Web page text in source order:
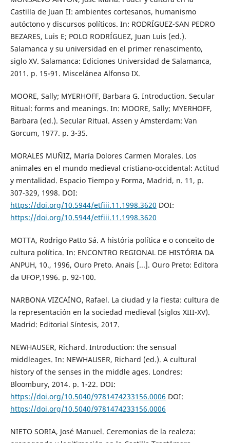
Castilla de Juan II: ambientes cortesanos, humanismo
autóctono y discursos políticos. In: RODRÍGUEZ-SAN PEDRO
BEZARES, Luis E; POLO RODRÍGUEZ, Juan Luis (ed.).
Salamanca y su universidad en el primer renascimento,
siglo XV. Salamanca: Ediciones Universidad de Salamanca,
2011. p. 15-91. Miscelánea Alfonso IX.
MOORE, Sally; MYERHOFF, Barbara G. Introduction. Secular
Ritual: forms and meanings. In: MOORE, Sally; MYERHOFF,
Barbara (ed.). Secular Ritual. Assen y Amsterdam: Van
Gorcum, 1977. p. 3-35.
MORALES MUÑIZ, María Dolores Carmen Morales. Los
animales en el mundo medieval cristiano-occidental: Actitud
y mentalidad. Espacio Tiempo y Forma, Madrid, n. 11, p.
307-329, 1998. DOI:
https://doi.org/10.5944/etfiii.11.1998.3620 DOI:
https://doi.org/10.5944/etfiii.11.1998.3620
MOTTA, Rodrigo Patto Sá. A história política e o conceito de
cultura política. In: ENCONTRO REGIONAL DE HISTÓRIA DA
ANPUH, 10., 1996, Ouro Preto. Anais [...]. Ouro Preto: Editora
da UFOP,1996. p. 92-100.
NARBONA VIZCAÍNO, Rafael. La ciudad y la fiesta: cultura de
la representación en la sociedad medieval (siglos XIII-XV).
Madrid: Editorial Síntesis, 2017.
NEWHAUSER, Richard. Introduction: the sensual
middleages. In: NEWHAUSER, Richard (ed.). A cultural
history of the senses in the middle ages. Londres:
Bloombury, 2014. p. 1-22. DOI:
https://doi.org/10.5040/9781474233156.0006 DOI:
https://doi.org/10.5040/9781474233156.0006
NIETO SORIA, José Manuel. Ceremonias de la realeza: